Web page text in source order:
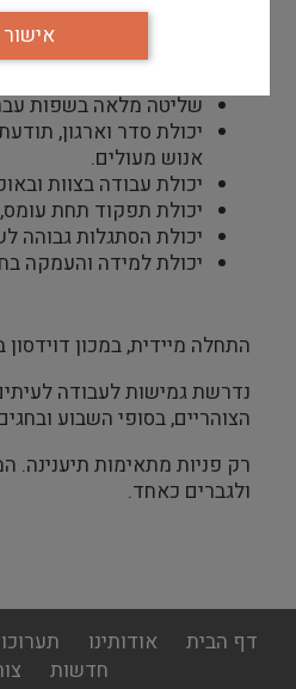
שליטה מלאה בשפות
יכולת סדר וארגון,
אנוש מעולים.
יכולת עבודה בצוות
יכולת תפקוד תחת עומס,
יכולת הסתגלות גבוהה
יכולת למידה והעמקה
התחלה מיידית, במכון דוידסון
נדרשת גמישות לעבודה
הצוהריים, בסופי השבוע
רק פניות מתאימות תיענינה.
ולגברים כאחד.
footer
menu
דף הבית אודותינו
חדשות
אישור